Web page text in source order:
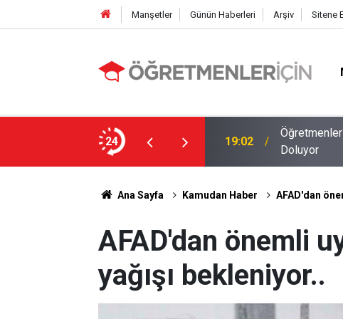
Manşetler Günün Haberleri Arşiv Sitene
24
Öğretmenler
Doluyor
09:01 2026
Ana Sayfa Kamudan Haber AFAD'dan
AFAD'dan önemli
yağışı bekleniyor..